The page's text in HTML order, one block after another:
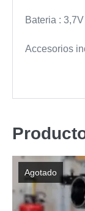
Bateria :
Accesorios
Agotado